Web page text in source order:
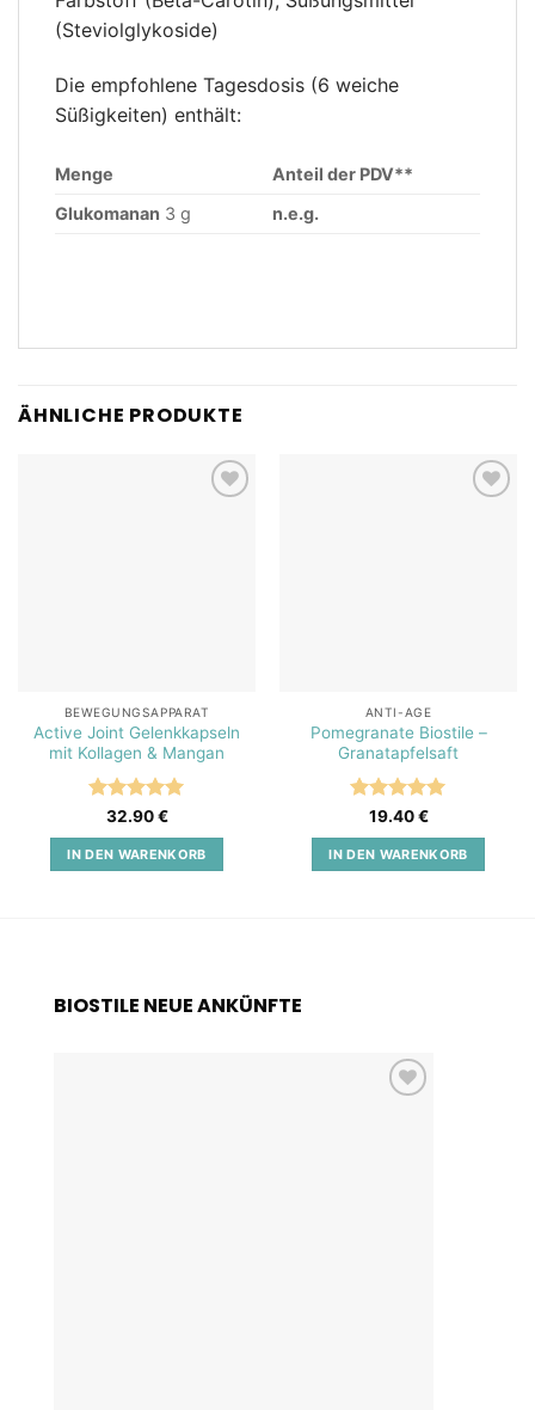
(Steviolglykoside)
Die empfohlene Tagesdosis (6 weiche
Süßigkeiten) enthält:
Menge
Anteil der PDV**
Glukomanan 3 g n.e.g.
ÄHNLICHE PRODUKTE
BEWEGUNGSAPPARAT
Active Joint Gelenkkapseln
mit Kollagen & Mangan
Bewertet
mit5von
5
32.90€
IN DEN WARENKORB
ANTI-AGE
Pomegranate Biostile –
Granatapfelsaft
Bewertet
mit5von
5
19.40€
IN DEN WARENKORB
BIOSTILE NEUE ANKÜNFTE